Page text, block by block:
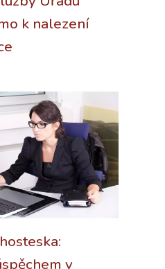
k nalezení
v